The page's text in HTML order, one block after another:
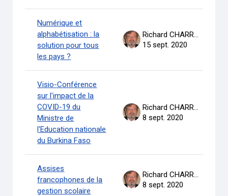
Numérique et
alphabétisation : la
solution pour tous
les pays ?
Richard CHARRON
15 sept. 2020
Visio-Conférence
sur l'impact de la
COVID-19 du
Ministre de
l'Education nationale
du Burkina Faso
Richard CHARRON
8 sept. 2020
Assises
francophones de la
gestion scolaire
Richard CHARRON
8 sept. 2020